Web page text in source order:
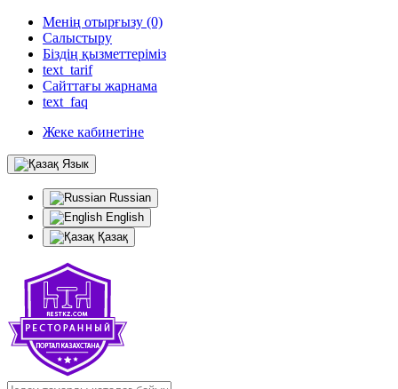
Менің отырғызу (0)
Салыстыру
Біздің қызметтеріміз
text_tarif
Сайттағы жарнама
text_faq
Жеке кабинетіне
Язык
Russian
English
Қазақ